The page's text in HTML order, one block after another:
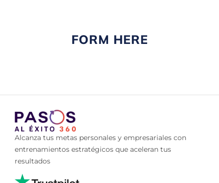
FORM HERE
Alcanza tus metas personales y empresariales con
entrenamientos estratégicos que aceleran tus
resultados